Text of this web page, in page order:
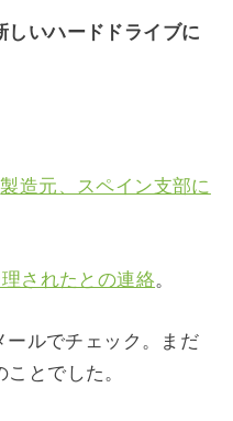
しいハードドライブに
製造元、スペイン支部に
されたとの連絡。
ルでチェック。まだ
とでした。